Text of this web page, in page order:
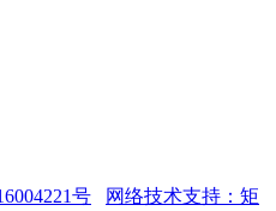
号
网络技术支持：矩